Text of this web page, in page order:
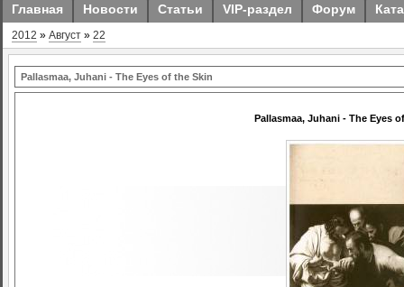
Главная Новости Статьи VIP-раздел Форум
2012 » Август » 22
Pallasmaa, Juhani - The Eyes of the Skin
Pallasmaa, Juhani - The Eyes